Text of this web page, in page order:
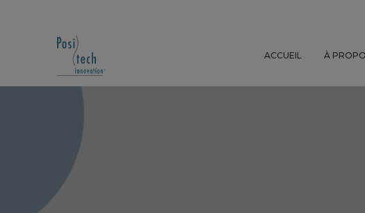
ACCUEIL À